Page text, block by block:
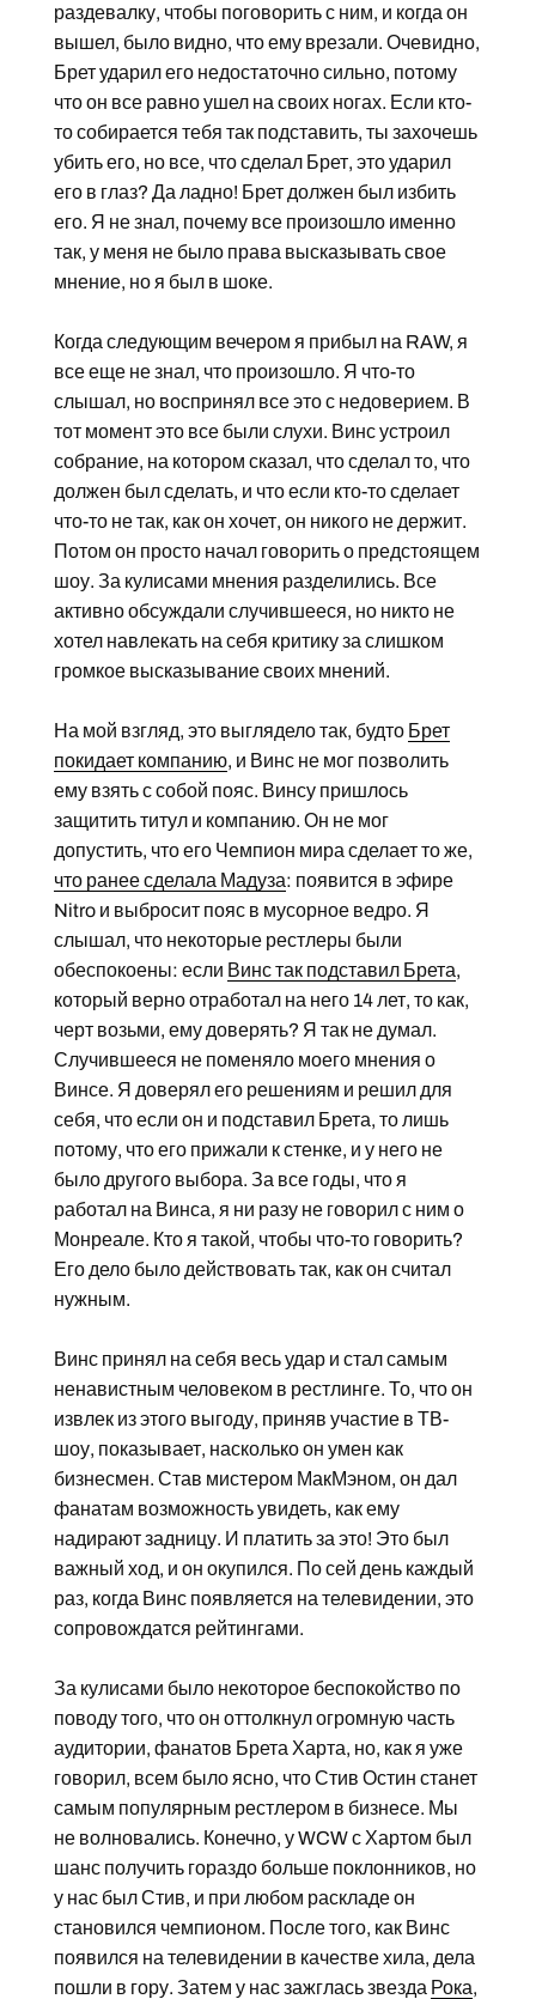
раздевалку, чтобы поговорить с ним, и когда он
вышел, было видно, что ему врезали. Очевидно,
Брет ударил его недостаточно сильно, потому
что он все равно ушел на своих ногах. Если кто-
то собирается тебя так подставить, ты захочешь
убить его, но все, что сделал Брет, это ударил
его в глаз? Да ладно! Брет должен был избить
его. Я не знал, почему все произошло именно
так, у меня не было права высказывать свое
мнение, но я был в шоке.
Когда следующим вечером я прибыл на RAW, я
все еще не знал, что произошло. Я что-то
слышал, но воспринял все это с недоверием. В
тот момент это все были слухи. Винс устроил
собрание, на котором сказал, что сделал то, что
должен был сделать, и что если кто-то сделает
что-то не так, как он хочет, он никого не держит.
Потом он просто начал говорить о предстоящем
шоу. За кулисами мнения разделились. Все
активно обсуждали случившееся, но никто не
хотел навлекать на себя критику за слишком
громкое высказывание своих мнений.
На мой взгляд, это выглядело так, будто Брет
покидает компанию, и Винс не мог позволить
ему взять с собой пояс. Винсу пришлось
защитить титул и компанию. Он не мог
допустить, что его Чемпион мира сделает то же,
что ранее сделала Мадуза: появится в эфире
Nitro и выбросит пояс в мусорное ведро. Я
слышал, что некоторые рестлеры были
обеспокоены: если Винс так подставил Брета,
который верно отработал на него 14 лет, то как,
черт возьми, ему доверять? Я так не думал.
Случившееся не поменяло моего мнения о
Винсе. Я доверял его решениям и решил для
себя, что если он и подставил Брета, то лишь
потому, что его прижали к стенке, и у него не
было другого выбора. За все годы, что я
работал на Винса, я ни разу не говорил с ним о
Монреале. Кто я такой, чтобы что-то говорить?
Его дело было действовать так, как он считал
нужным.
Винс принял на себя весь удар и стал самым
ненавистным человеком в рестлинге. То, что он
извлек из этого выгоду, приняв участие в ТВ-
шоу, показывает, насколько он умен как
бизнесмен. Став мистером МакМэном, он дал
фанатам возможность увидеть, как ему
надирают задницу. И платить за это! Это был
важный ход, и он окупился. По сей день каждый
раз, когда Винс появляется на телевидении, это
сопровождатся рейтингами.
За кулисами было некоторое беспокойство по
поводу того, что он оттолкнул огромную часть
аудитории, фанатов Брета Харта, но, как я уже
говорил, всем было ясно, что Стив Остин станет
самым популярным рестлером в бизнесе. Мы
не волновались. Конечно, у WCW с Хартом был
шанс получить гораздо больше поклонников, но
у нас был Стив, и при любом раскладе он
становился чемпионом. После того, как Винс
появился на телевидении в качестве хила, дела
пошли в гору. Затем у нас зажглась звезда Рока,